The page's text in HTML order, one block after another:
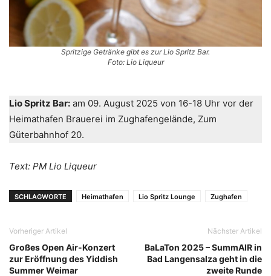
Spritzige Getränke gibt es zur Lio Spritz Bar.
Foto: Lio Liqueur
Lio Spritz Bar: am 09. August 2025 von 16-18 Uhr vor der
Heimathafen Brauerei im Zughafengelände, Zum
Güterbahnhof 20.
Text: PM Lio Liqueur
SCHLAGWORTE Heimathafen Lio Spritz Lounge Zughafen
Vorheriger Artikel
Großes Open Air-Konzert
zur Eröffnung des Yiddish
Summer Weimar
Nächster Artikel
BaLaTon 2025 – SummAIR in
Bad Langensalza geht in die
zweite Runde